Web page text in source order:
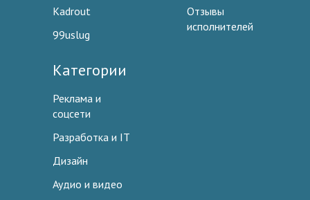
Kadrout
99uslug
Отзывы
исполнителей
Категории
Реклама и
соцсети
Разработка и IT
Дизайн
Аудио и видео